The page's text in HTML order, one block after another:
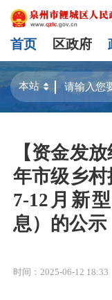
首页 区政府
【资金发
年市级乡
7-12月新
息）的公示
时间：2025-06-12 18:33